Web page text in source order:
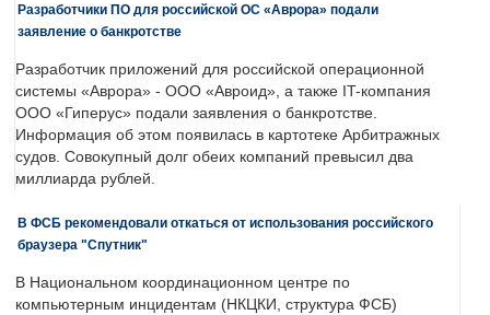
Разработчики ПО для российской ОС «Аврора» подали
заявление о банкротстве
Разработчик приложений для российской операционной
системы «Аврора» - ООО «Авроид», а также IT-компания
ООО «Гиперус» подали заявления о банкротстве.
Информация об этом появилась в картотеке Арбитражных
судов. Совокупный долг обеих компаний превысил два
миллиарда рублей.
В ФСБ рекомендовали откаться от использования российского
браузера "Спутник"
В Национальном координационном центре по
компьютерным инцидентам (НКЦКИ, структура ФСБ)